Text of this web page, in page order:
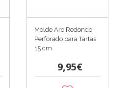
Molde Aro Redondo
Perforado para Tartas
15 cm
9,95€